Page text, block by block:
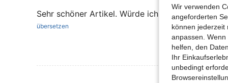
Sehr schöner Artikel. Würde ich immer wieder
übersetzen
Mehr
Wir verwenden
angeforderten
können jederzeit
anpassen.
helfen, den
Ihr
unbedingt